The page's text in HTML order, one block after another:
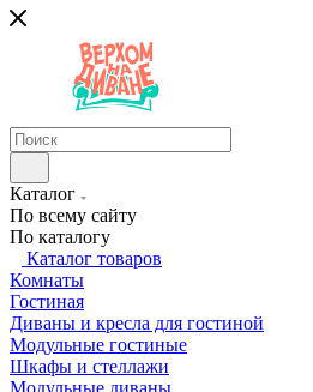
Каталог
По всему сайту
По каталогу
Каталог товаров
Комнаты
Гостиная
Диваны и кресла для гостиной
Модульные гостиные
Шкафы и стеллажи
Модульные диваны